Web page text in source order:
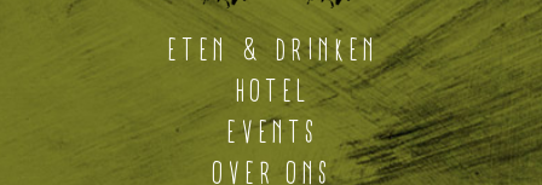
ETEN & DRINKEN
HOTEL
EVENTS
OVER ONS